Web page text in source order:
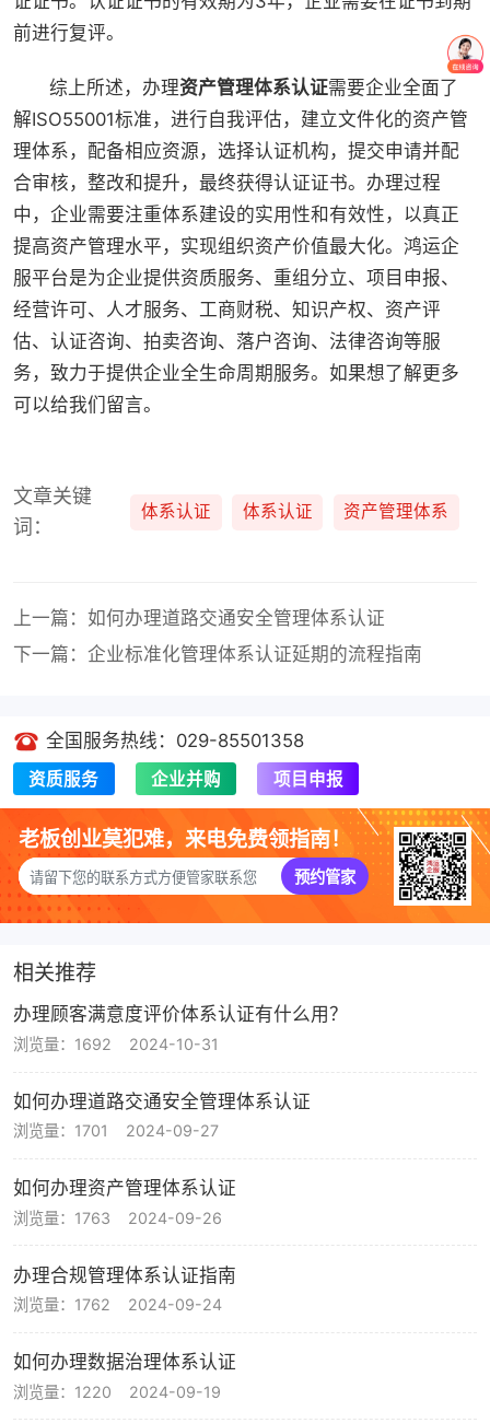
前进行复评。
综上所述，办理资产管理体系认证需要企业全面了
解ISO55001标准，进行自我评估，建立文件化的资产管
理体系，配备相应资源，选择认证机构，提交申请并配
合审核，整改和提升，最终获得认证证书。办理过程
中，企业需要注重体系建设的实用性和有效性，以真正
提高资产管理水平，实现组织资产价值最大化。鸿运企
服平台是为企业提供资质服务、重组分立、项目申报、
经营许可、人才服务、工商财税、知识产权、资产评
估、认证咨询、拍卖咨询、落户咨询、法律咨询等服
务，致力于提供企业全生命周期服务。如果想了解更多
可以给我们留言。
文章关键
词：
体系认证 体系认证 资产管理体系
上一篇：如何办理道路交通安全管理体系认证
下一篇：企业标准化管理体系认证延期的流程指南
全国服务热线：029-85501358
资质服务 企业并购 项目申报
老板创业莫犯难，来电免费领指南！
预约管家
相关推荐
办理顾客满意度评价体系认证有什么用？
浏览量：1692 2024-10-31
如何办理道路交通安全管理体系认证
浏览量：1701 2024-09-27
如何办理资产管理体系认证
浏览量：1763 2024-09-26
办理合规管理体系认证指南
浏览量：1762 2024-09-24
如何办理数据治理体系认证
浏览量：1220 2024-09-19